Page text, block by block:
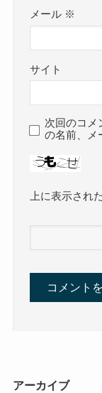
メール ※
サイト
次回のコメ
の名前、メ
上に表示され
アーカイブ